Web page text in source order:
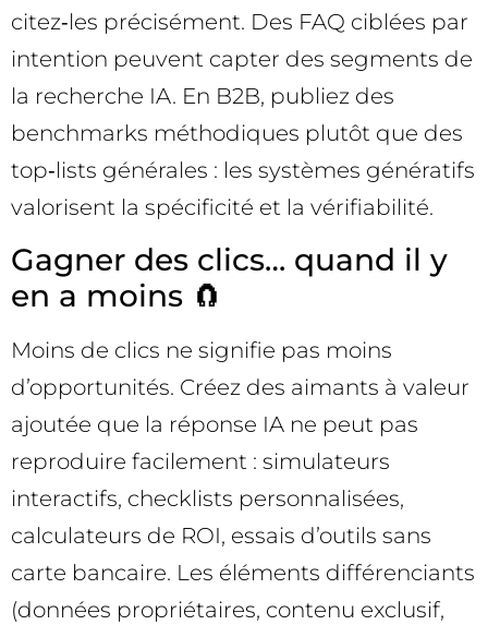
citez‑les précisément. Des FAQ ciblées par
intention peuvent capter des segments de
la recherche IA. En B2B, publiez des
benchmarks méthodiques plutôt que des
top‑lists générales : les systèmes génératifs
valorisent la spécificité et la vérifiabilité.
Gagner des clics… quand il y
en a moins 🧲
Moins de clics ne signifie pas moins
d’opportunités. Créez des aimants à valeur
ajoutée que la réponse IA ne peut pas
reproduire facilement : simulateurs
interactifs, checklists personnalisées,
calculateurs de ROI, essais d’outils sans
carte bancaire. Les éléments différenciants
(données propriétaires, contenu exclusif,